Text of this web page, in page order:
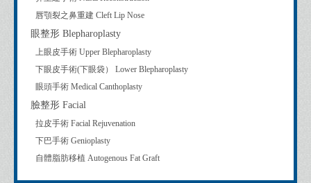
唇顎裂之鼻重建 Cleft Lip Nose
眼整形 Blepharoplasty
上眼皮手術 Upper Blepharoplasty
下眼皮手術(下眼袋） Lower Blepharoplasty
眼頭手術 Medical Canthoplasty
臉整形 Facial
拉皮手術 Facial Rejuvenation
下巴手術 Genioplasty
自體脂肪移植 Autogenous Fat Graft